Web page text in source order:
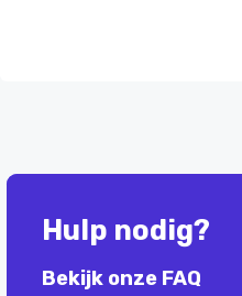
Hulp nodig?
Bekijk onze FAQ